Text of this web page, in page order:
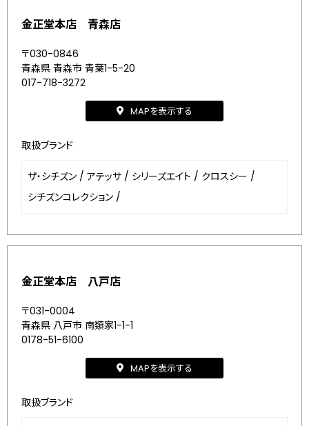
金正堂本店 青森店
〒030-0846
青森県 青森市 青葉1-5-20
017-718-3272
MAPを表示する
取扱ブランド
ザ・シチズン / アテッサ / シリーズエイト / クロスシー /
シチズンコレクション /
金正堂本店 八戸店
〒031-0004
青森県 八戸市 南類家1-1-1
0178-51-6100
MAPを表示する
取扱ブランド